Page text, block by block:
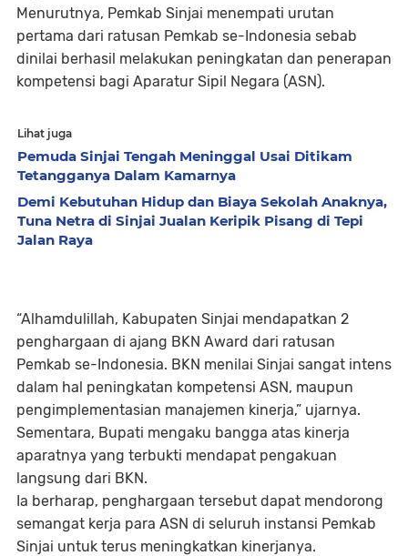
Menurutnya, Pemkab Sinjai menempati urutan
pertama dari ratusan Pemkab se-Indonesia sebab
dinilai berhasil melakukan peningkatan dan penerapan
kompetensi bagi Aparatur Sipil Negara (ASN).
Lihat juga
Pemuda Sinjai Tengah Meninggal Usai Ditikam
Tetangganya Dalam Kamarnya
Demi Kebutuhan Hidup dan Biaya Sekolah Anaknya,
Tuna Netra di Sinjai Jualan Keripik Pisang di Tepi
Jalan Raya
“Alhamdulillah, Kabupaten Sinjai mendapatkan 2
penghargaan di ajang BKN Award dari ratusan
Pemkab se-Indonesia. BKN menilai Sinjai sangat intens
dalam hal peningkatan kompetensi ASN, maupun
pengimplementasian manajemen kinerja,” ujarnya.
Sementara, Bupati mengaku bangga atas kinerja
aparatnya yang terbukti mendapat pengakuan
langsung dari BKN.
Ia berharap, penghargaan tersebut dapat mendorong
semangat kerja para ASN di seluruh instansi Pemkab
Sinjai untuk terus meningkatkan kinerjanya.